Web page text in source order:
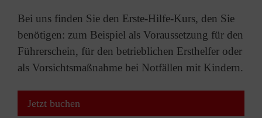
Bei uns finden Sie den Erste-Hilfe-Kurs, den Sie
benötigen: zum Beispiel als Voraussetzung für den
Führerschein, für den betrieblichen Ersthelfer oder
als Vorsichtsmaßnahme bei Notfällen mit Kindern.
Jetzt buchen